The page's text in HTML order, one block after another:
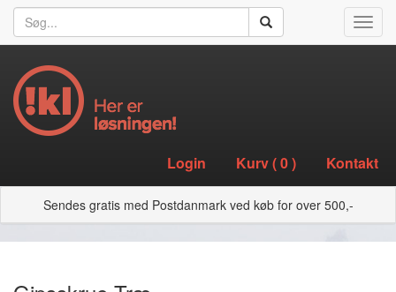
Login Kurv (0) Kontakt
Sendes gratis med Postdanmark ved køb for over 500,-